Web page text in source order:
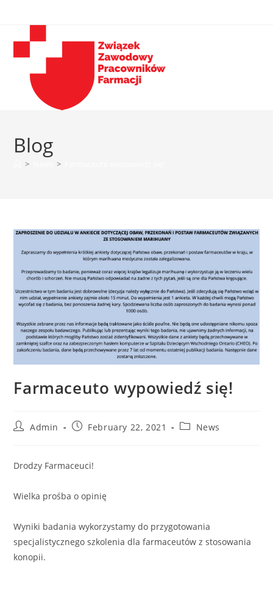
Blog
> >
Farmaceuto wypowiedź się!
Admin February 22, 2021 News
Drodzy Farmaceuci!
Wielka prośba o opinię
Wyniki badania wykorzystamy do przygotowania
specjalistycznego szkolenia dla farmaceutów z stosowania
konopii.